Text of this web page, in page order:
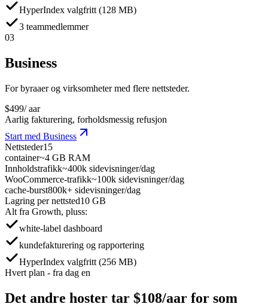
HyperIndex valgfritt (128 MB)
3 teammedlemmer
03
Business
For byraaer og virksomheter med flere nettsteder.
$499/ aar
Aarlig fakturering, forholdsmessig refusjon
Start med Business
Nettsteder15
container~4 GB RAM
Innholdstrafikk~400k sidevisninger/dag
WooCommerce-trafikk~100k sidevisninger/dag
cache-burst800k+ sidevisninger/dag
Lagring per nettsted10 GB
Alt fra Growth, pluss:
white-label dashboard
kundefakturering og rapportering
HyperIndex valgfritt (256 MB)
Hvert plan - fra dag en
Det andre hoster tar $108/aar for som